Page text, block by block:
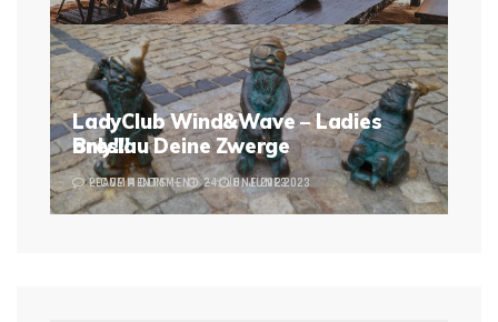
Breslau Deine Zwerge
2 COMMENTS 24. JUNE 2023
LadyClub Wind&Wave – Ladies
only!!!
LEAVE A COMMENT 6. JUNE 2023